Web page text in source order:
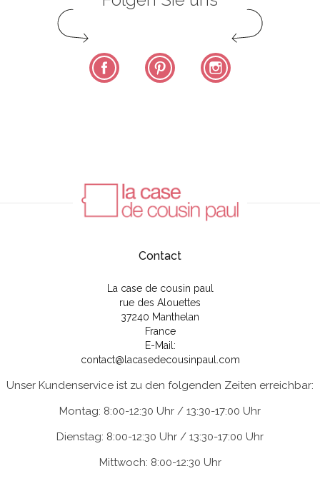
Facebook Pinterest
Contact
La case de cousin paul
rue des Alouettes
37240 Manthelan
France
E-Mail:
contact@lacasedecousinpaul.com
Unser Kundenservice ist zu den folgenden Zeiten erreichbar:
Montag: 8:00-12:30 Uhr / 13:30-17:00 Uhr
Dienstag: 8:00-12:30 Uhr / 13:30-17:00 Uhr
Mittwoch: 8:00-12:30 Uhr